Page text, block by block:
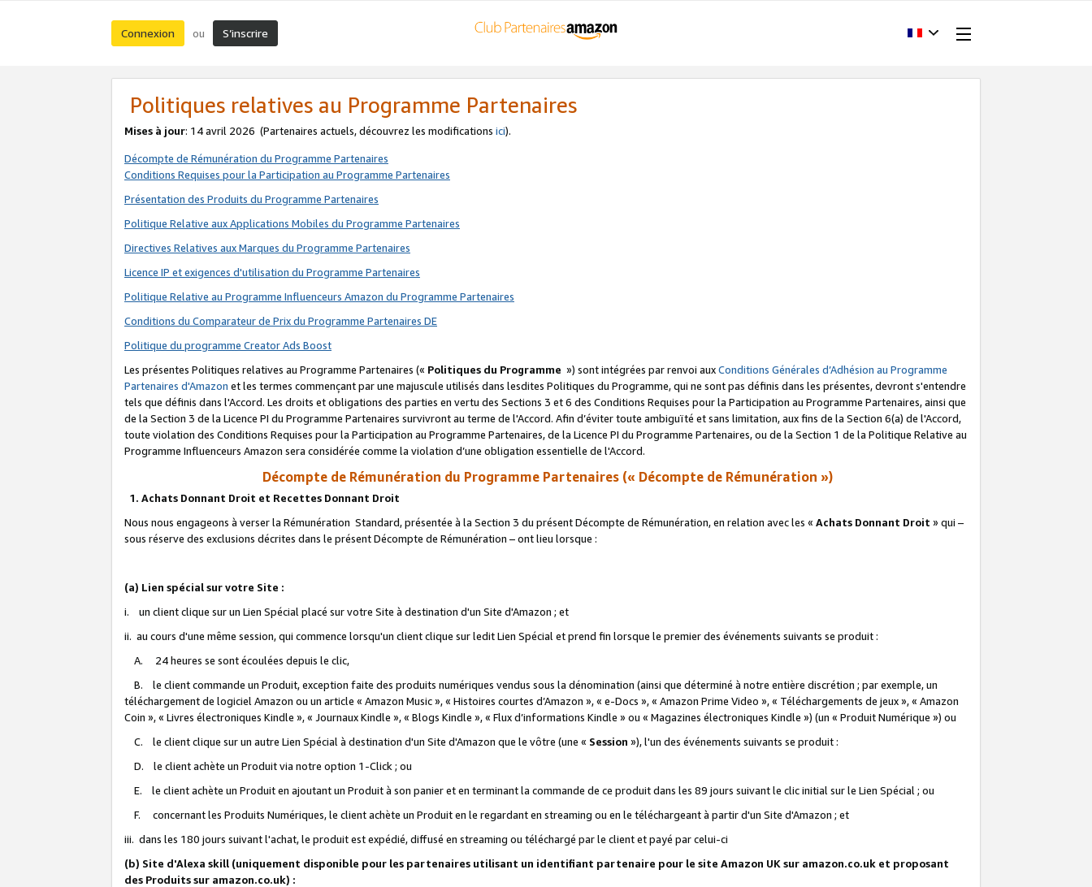
Connexion ou S’inscrire
Politiques relatives au Programme Partenaires
Mises à jour: 14 avril 2026 (Partenaires actuels, découvrez les modifications ici).
Décompte de Rémunération du Programme Partenaires
Conditions Requises pour la Participation au Programme Partenaires
Présentation des Produits du Programme Partenaires
Politique Relative aux Applications Mobiles du Programme Partenaires
Directives Relatives aux Marques du Programme Partenaires
Licence IP et exigences d'utilisation du Programme Partenaires
Politique Relative au Programme Influenceurs Amazon du Programme Partenaires
Conditions du Comparateur de Prix du Programme Partenaires DE
Politique du programme Creator Ads Boost
Les présentes Politiques relatives au Programme Partenaires (« Politiques du Programme ») sont intégrées par renvoi auxConditions Générales d’Adhésion au Programme
Partenaires d'Amazon et les termes commençant par une majuscule utilisés dans lesdites Politiques du Programme, qui ne sont pas définis dans les présentes, devront s'entendre
tels que définis dans l'Accord. Les droits et obligations des parties en vertu des Sections 3 et 6 des Conditions Requises pour la Participation au Programme Partenaires, ainsi que
de la Section 3 de la Licence PI du Programme Partenaires survivront au terme de l'Accord. Afin d’éviter toute ambiguïté et sans limitation, aux fins de la Section 6(a) de l'Accord,
toute violation des Conditions Requises pour la Participation au Programme Partenaires, de la Licence PI du Programme Partenaires, ou de la Section 1 de la Politique Relative au
Programme Influenceurs Amazon sera considérée comme la violation d’une obligation essentielle de l'Accord.
Décompte de Rémunération du Programme Partenaires (« Décompte de Rémunération »)
1. Achats Donnant Droit et Recettes Donnant Droit
Nous nous engageons à verser la Rémunération Standard, présentée à la Section 3 du présent Décompte de Rémunération, en relation avec les « Achats Donnant Droit » qui –
sous réserve des exclusions décrites dans le présent Décompte de Rémunération – ont lieu lorsque :
(a) Lien spécial sur votre Site :
i. un client clique sur un Lien Spécial placé sur votre Site à destination d'un Site d'Amazon ; et
ii. au cours d'une même session, qui commence lorsqu'un client clique sur ledit Lien Spécial et prend fin lorsque le premier des événements suivants se produit :
A. 24 heures se sont écoulées depuis le clic,
B. le client commande un Produit, exception faite des produits numériques vendus sous la dénomination (ainsi que déterminé à notre entière discrétion ; par exemple, un
téléchargement de logiciel Amazon ou un article « Amazon Music », « Histoires courtes d’Amazon », « e-Docs », « Amazon Prime Video », « Téléchargements de jeux », « Amazon
Coin », « Livres électroniques Kindle », « Journaux Kindle », « Blogs Kindle », « Flux d’informations Kindle » ou « Magazines électroniques Kindle ») (un « Produit Numérique ») ou
C. le client clique sur un autre Lien Spécial à destination d'un Site d'Amazon que le vôtre (une « Session »), l'un des événements suivants se produit :
D. le client achète un Produit via notre option 1-Click ; ou
E. le client achète un Produit en ajoutant un Produit à son panier et en terminant la commande de ce produit dans les 89 jours suivant le clic initial sur le Lien Spécial ; ou
F. concernant les Produits Numériques, le client achète un Produit en le regardant en streaming ou en le téléchargeant à partir d'un Site d'Amazon ; et
iii. dans les 180 jours suivant l'achat, le produit est expédié, diffusé en streaming ou téléchargé par le client et payé par celui-ci
(b) Site d'Alexa skill (uniquement disponible pour les partenaires utilisant un identifiant partenaire pour le site Amazon UK sur amazon.co.uk et proposant
des Produits sur amazon.co.uk) :